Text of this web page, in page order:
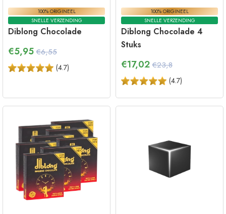
100% ORIGINEEL
SNELLE VERZENDING
Diblong Chocolade
€5,95 €6,55
(4.7)
100% ORIGINEEL
SNELLE VERZENDING
Diblong Chocolade 4
Stuks
€17,02 €23,8
(4.7)